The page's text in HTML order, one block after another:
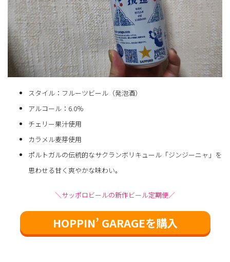
スタイル：フルーツビール（発泡酒）
アルコール：6.0％
チェリー果汁使用
カラメル麦芽使用
ポルトガルの伝統的なサクランボリキュール「ジンジーニャ」を
思わせる甘く爽やかな味わい。
＼サッポロビールの新作ビール定期便／
HOPPIN’ GARAGEを購入